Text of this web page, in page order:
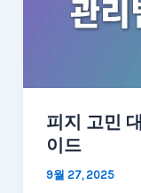
피지 고민
이드
9월 27, 2025